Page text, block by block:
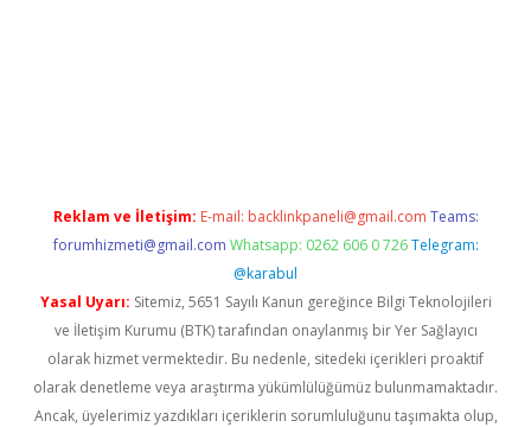
Reklam ve İletişim: E-mail: backlinkpaneli@gmail.com Teams:
forumhizmeti@gmail.com Whatsapp: 0262 606 0 726 Telegram:
@karabul
Yasal Uyarı: Sitemiz, 5651 Sayılı Kanun gereğince Bilgi Teknolojileri
ve İletişim Kurumu (BTK) tarafından onaylanmış bir Yer Sağlayıcı
olarak hizmet vermektedir. Bu nedenle, sitedeki içerikleri proaktif
olarak denetleme veya araştırma yükümlülüğümüz bulunmamaktadır.
Ancak, üyelerimiz yazdıkları içeriklerin sorumluluğunu taşımakta olup,